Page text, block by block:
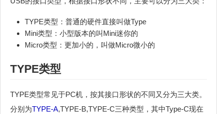
TYPE类型：普通的硬件直接叫做Type
Mini类型：小型版本的叫Mini迷你的
Micro类型：更加小的，叫做Micro微小的
TYPE类型
TYPE类型常见于PC机，按其接口形状的不同又分为三大类。
分别为TYPE-A,TYPE-B,TYPE-C三种类型，其中Type-C现在